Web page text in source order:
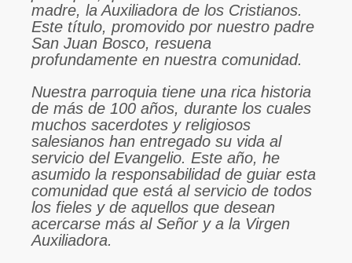
madre, la Auxiliadora de los Cristianos.
Este título, promovido por nuestro padre
San Juan Bosco, resuena
profundamente en nuestra comunidad.
Nuestra parroquia tiene una rica historia
de más de 100 años, durante los cuales
muchos sacerdotes y religiosos
salesianos han entregado su vida al
servicio del Evangelio. Este año, he
asumido la responsabilidad de guiar esta
comunidad que está al servicio de todos
los fieles y de aquellos que desean
acercarse más al Señor y a la Virgen
Auxiliadora.